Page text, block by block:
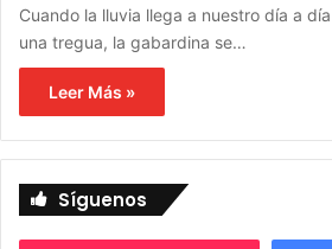
Cuando la lluvia llega a nuestro día a
una tregua, la gabardina se…
Leer Más »
Síguenos